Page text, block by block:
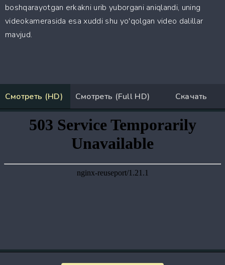
boshqarayotgan erkakni urib yuborgani aniqlandi, uning
videokamerasida esa xuddi shu yo'qolgan video dalillar
mavjud.
Смотреть (HD) Смотреть (Full HD) Скачать